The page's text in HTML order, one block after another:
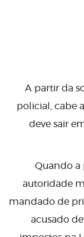
A partir da
policial, cabe
deve sair
Quando a
autoridade
mandado de
acusado